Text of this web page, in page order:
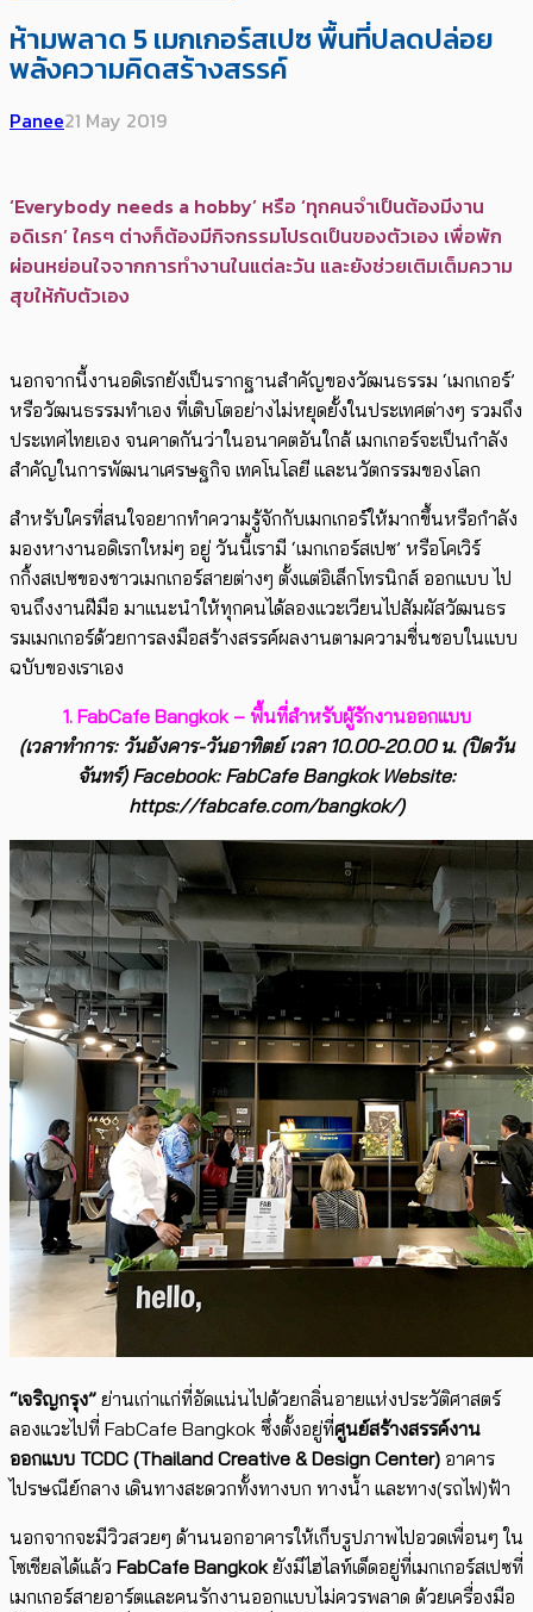
ห้ามพลาด 5 เมกเกอร์สเปซ พื้นที่ปลดปล่อย
พลังความคิดสร้างสรรค์
Panee21 May 2019
‘Everybody needs a hobby’ หรือ ‘ทุกคนจำเป็นต้องมีงาน
อดิเรก’ ใครๆ ต่างก็ต้องมีกิจกรรมโปรดเป็นของตัวเอง เพื่อพัก
ผ่อนหย่อนใจจากการทำงานในแต่ละวัน และยังช่วยเติมเต็มความ
สุขให้กับตัวเอง
นอกจากนี้งานอดิเรกยังเป็นรากฐานสำคัญของวัฒนธรรม ‘เมกเกอร์’
หรือวัฒนธรรมทำเอง ที่เติบโตอย่างไม่หยุดยั้งในประเทศต่างๆ รวมถึง
ประเทศไทยเอง จนคาดกันว่าในอนาคตอันใกล้ เมกเกอร์จะเป็นกำลัง
สำคัญในการพัฒนาเศรษฐกิจ เทคโนโลยี และนวัตกรรมของโลก
สำหรับใครที่สนใจอยากทำความรู้จักกับเมกเกอร์ให้มากขึ้นหรือกำลัง
มองหางานอดิเรกใหม่ๆ อยู่ วันนี้เรามี ‘เมกเกอร์สเปซ’ หรือโคเวิร์
กกิ้งสเปซของชาวเมกเกอร์สายต่างๆ ตั้งแต่อิเล็กโทรนิกส์ ออกแบบ ไป
จนถึงงานฝีมือ มาแนะนำให้ทุกคนได้ลองแวะเวียนไปสัมผัสวัฒนธร
รมเมกเกอร์ด้วยการลงมือสร้างสรรค์ผลงานตามความชื่นชอบในแบบ
ฉบับของเราเอง
1. FabCafe Bangkok – พื้นที่สำหรับผู้รักงานออกแบบ
(เวลาทำการ: วันอังคาร-วันอาทิตย์ เวลา 10.00-20.00 น. (ปิดวัน
จันทร์) Facebook: FabCafe Bangkok Website:
https://fabcafe.com/bangkok/)
“เจริญกรุง” ย่านเก่าแก่ที่อัดแน่นไปด้วยกลิ่นอายแห่งประวัติศาสตร์
ลองแวะไปที่ FabCafe Bangkok ซึ่งตั้งอยู่ที่ศูนย์สร้างสรรค์งาน
ออกแบบ TCDC (Thailand Creative & Design Center) อาคาร
ไปรษณีย์กลาง เดินทางสะดวกทั้งทางบก ทางน้ำ และทาง(รถไฟ)ฟ้า
นอกจากจะมีวิวสวยๆ ด้านนอกอาคารให้เก็บรูปภาพไปอวดเพื่อนๆ ใน
โซเชียลได้แล้ว FabCafe Bangkokยังมีไฮไลท์เด็ดอยู่ที่เมกเกอร์สเปซที่
เมกเกอร์สายอาร์ตและคนรักงานออกแบบไม่ควรพลาด ด้วยเครื่องมือ